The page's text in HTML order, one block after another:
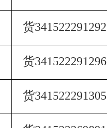
货341522291292
货341522291296
货341522291305